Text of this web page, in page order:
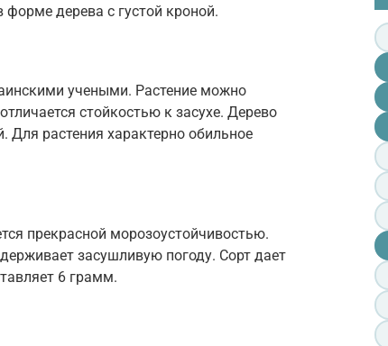
форме дерева с густой кроной.
учеными. Растение можно
стойкостью к засухе. Дерево
Для растения характерно обильное
прекрасной морозоустойчивостью.
засушливую погоду. Сорт дает
6 грамм.